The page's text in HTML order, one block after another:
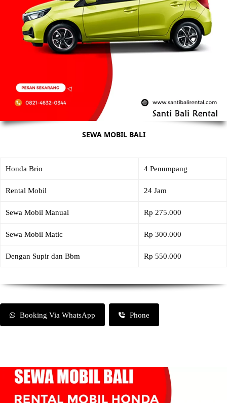
SEWA MOBIL BALI
Honda Brio 4 Penumpang
Rental Mobil 24 Jam
Sewa Mobil Manual Rp 275.000
Sewa Mobil Matic Rp 300.000
Dengan Supir dan Bbm Rp 550.000
Booking Via WhatsApp Phone